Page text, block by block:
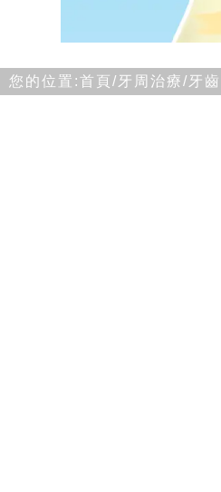
您的位置:首頁/ 牙周治療/ 牙